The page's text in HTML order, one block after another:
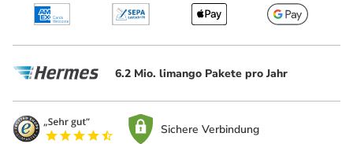
6.2 Mio. limango Pakete pro Jahr
Sichere Verbindung